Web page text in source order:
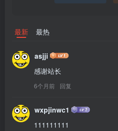
最新 最热
asjji
感谢站长
6个月前 回复
wxpjinwc1
111111111